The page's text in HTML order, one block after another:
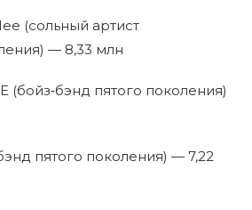
(сольный артист
— 8,33 млн
(бойз‑бэнд пятого поколения)
пятого поколения) — 7,22